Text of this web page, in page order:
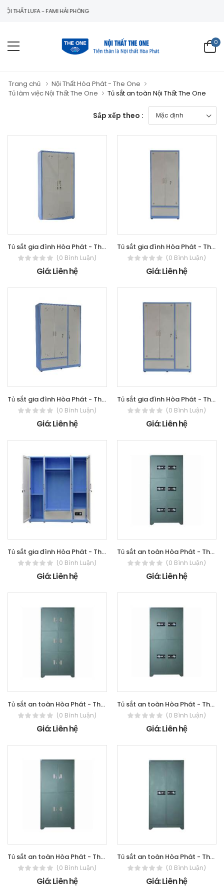
- FAMI HẢI PHÒNG
0
Trang chủ
Nội Thất Hòa Phát - The One
Tủ làm việc Nội Thất The One
Tủ sắt an toàn Nội Thất The One
Sắp xếp theo :
Tủ sắt gia đình Hòa Phát - The One TU15B1C2
(0 Bình Luận)
Giá: Liên hệ
Tủ sắt gia đình Hòa Phát - The One TU17B1C2
(0 Bình Luận)
Giá: Liên hệ
Tủ sắt gia đình Hòa Phát - The One TU15B2C3
(0 Bình Luận)
Giá: Liên hệ
Tủ sắt gia đình Hòa Phát - The One TU17B2C3
(0 Bình Luận)
Giá: Liên hệ
Tủ sắt gia đình Hòa Phát - The One TU15B3C4
(0 Bình Luận)
Giá: Liên hệ
Tủ sắt an toàn Hòa Phát - The One TU09K6C
(0 Bình Luận)
Giá: Liên hệ
Tủ sắt an toàn Hòa Phát - The One TU09K6B
(0 Bình Luận)
Giá: Liên hệ
Tủ sắt an toàn Hòa Phát - The One TU09K4C
(0 Bình Luận)
Giá: Liên hệ
Tủ sắt an toàn Hòa Phát - The One TU09K4B
(0 Bình Luận)
Giá: Liên hệ
Tủ sắt an toàn Hòa Phát - The One TU09K2C
(0 Bình Luận)
Giá: Liên hệ